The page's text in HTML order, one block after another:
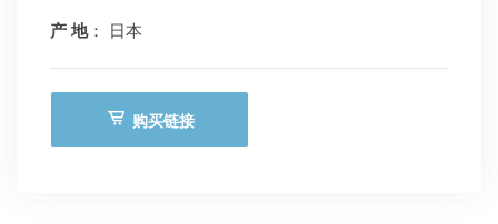
产 地： 日本
购买链接